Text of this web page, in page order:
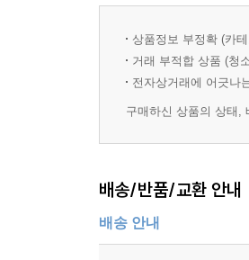
“음, 만약 둘 중 하나가
“그러니까 집에 여자를
“그래, 바로 그거야!”
특별한 맛을 가미한 메
듯하다.
우정 그리고 아주 단순
찾아, 너무나 매력적인
작가자신의 실제 경험담
실제로 마르크 레비는
상품정보 부정확 (카
거래 부적합 상품 (청
전자상거래에 어긋나
구매하신 상품의 상태,
배송/반품/교환 안내
배송 안내